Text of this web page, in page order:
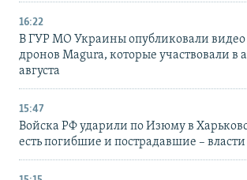
16:22
В ГУР МО Украины опубликовали видео
дронов Magura, которые участвовали в
августа
15:47
Войска РФ ударили по Изюму в
есть погибшие и пострадавшие – власти